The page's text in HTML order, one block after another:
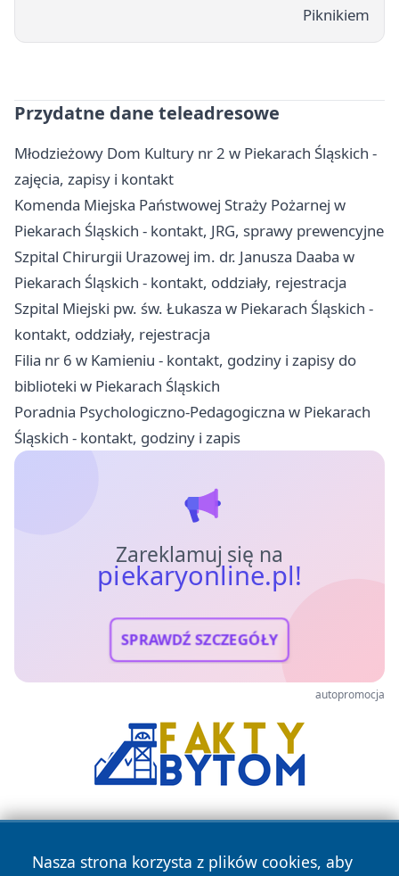
Piknikiem
Przydatne dane teleadresowe
Młodzieżowy Dom Kultury nr 2 w Piekarach Śląskich -
zajęcia, zapisy i kontakt
Komenda Miejska Państwowej Straży Pożarnej w
Piekarach Śląskich - kontakt, JRG, sprawy prewencyjne
Szpital Chirurgii Urazowej im. dr. Janusza Daaba w
Piekarach Śląskich - kontakt, oddziały, rejestracja
Szpital Miejski pw. św. Łukasza w Piekarach Śląskich -
kontakt, oddziały, rejestracja
Filia nr 6 w Kamieniu - kontakt, godziny i zapisy do
biblioteki w Piekarach Śląskich
Poradnia Psychologiczno-Pedagogiczna w Piekarach
Śląskich - kontakt, godziny i zapis
Zareklamuj się na
piekaryonline.pl!
SPRAWDŹ SZCZEGÓŁY
autopromocja
Nasza strona korzysta z plików cookies, aby